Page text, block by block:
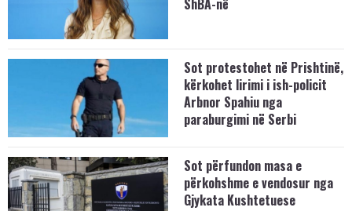
ShBA-në
Sot protestohet në Prishtinë,
kërkohet lirimi i ish-policit
Arbnor Spahiu nga
paraburgimi në Serbi
Sot përfundon masa e
përkohshme e vendosur nga
Gjykata Kushtetuese